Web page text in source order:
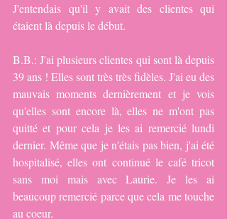
J'entendais qu'il y avait des clientes qui
étaient là depuis le début.
B.B.: J'ai plusieurs clientes qui sont là depuis
39 ans ! Elles sont très très fidèles. J'ai eu des
mauvais moments dernièrement et je vois
qu'elles sont encore là, elles ne m'ont pas
quitté et pour cela je les ai remercié lundi
dernier. Même que je n'étais pas bien, j'ai été
hospitalisé, elles ont continué le café tricot
sans moi mais avec Laurie. Je les ai
beaucoup remercié parce que cela me touche
au coeur.